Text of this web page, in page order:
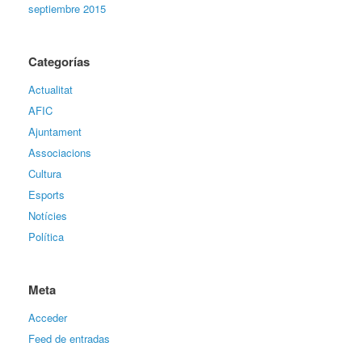
septiembre 2015
Categorías
Actualitat
AFIC
Ajuntament
Associacions
Cultura
Esports
Notícies
Política
Meta
Acceder
Feed de entradas